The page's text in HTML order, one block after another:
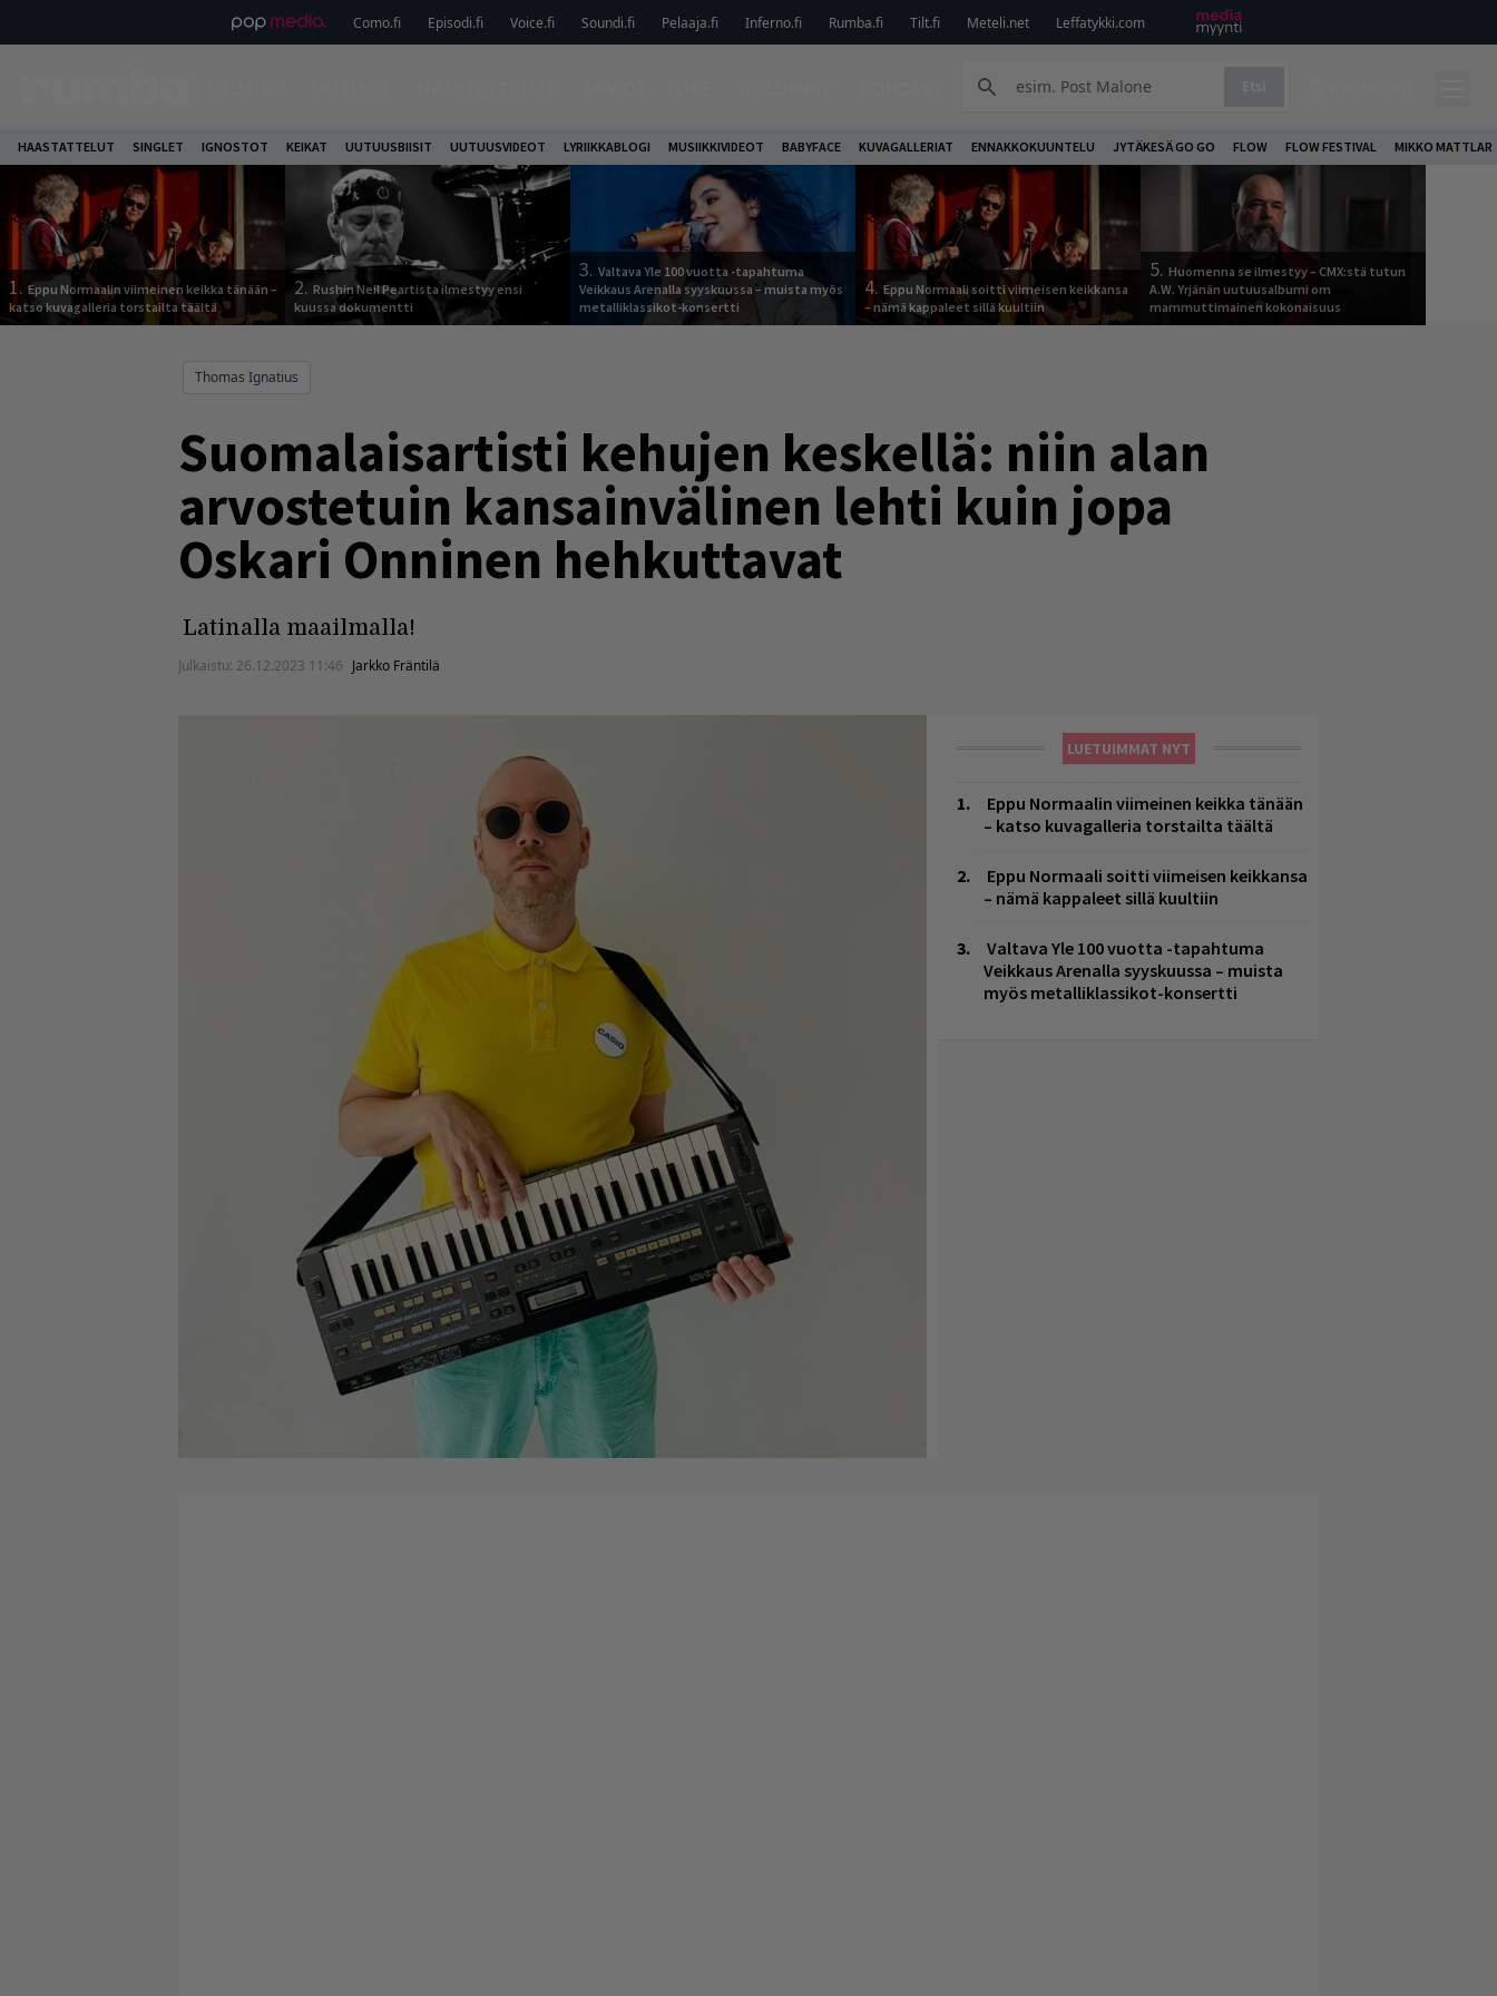
Como.fi Episodi.fi Voice.fi Soundi.fi Pelaaja.fi Inferno.fi Rumba.fi Tilt.fi Meteli.net Leffatykki.com
HAASTATTELUT SINGLET IGNOSTOT KEIKAT UUTUUSBIISIT UUTUUSVIDEOT LYRIIKKABLOGI MUSIIKKIVIDEOT BABYFACE KUVAGALLERIAT ENNAKKOKUUNTELU JYTÄKESÄ GO GO FLOW FLOW FESTIVAL MIKKO MATTLAR
1. Eppu Normaalin viimeinen keikka tänään –
katso kuvagalleria torstailta täältä
2. Rushin Neil Peartista ilmestyy ensi
kuussa dokumentti
3. Valtava Yle 100 vuotta -tapahtuma
Veikkaus Arenalla syyskuussa – muista myös
metalliklassikot-konsertti
4. Eppu Normaali soitti viimeisen keikkansa
– nämä kappaleet sillä kuultiin
5. Huomenna se ilmestyy – CMX:stä tutun
A.W. Yrjänän uutuusalbumi om
mammuttimainen kokonaisuus
Thomas Ignatius
Suomalaisartisti kehujen keskellä: niin alan
arvostetuin kansainvälinen lehti kuin jopa
Oskari Onninen hehkuttavat
Latinalla maailmalla!
Julkaistu: 26.12.2023 11:46 Jarkko Fräntilä
LUETUIMMAT NYT
Eppu Normaalin viimeinen keikka tänään
– katso kuvagalleria torstailta täältä
Eppu Normaali soitti viimeisen keikkansa
– nämä kappaleet sillä kuultiin
Valtava Yle 100 vuotta -tapahtuma
Veikkaus Arenalla syyskuussa – muista
myös metalliklassikot-konsertti